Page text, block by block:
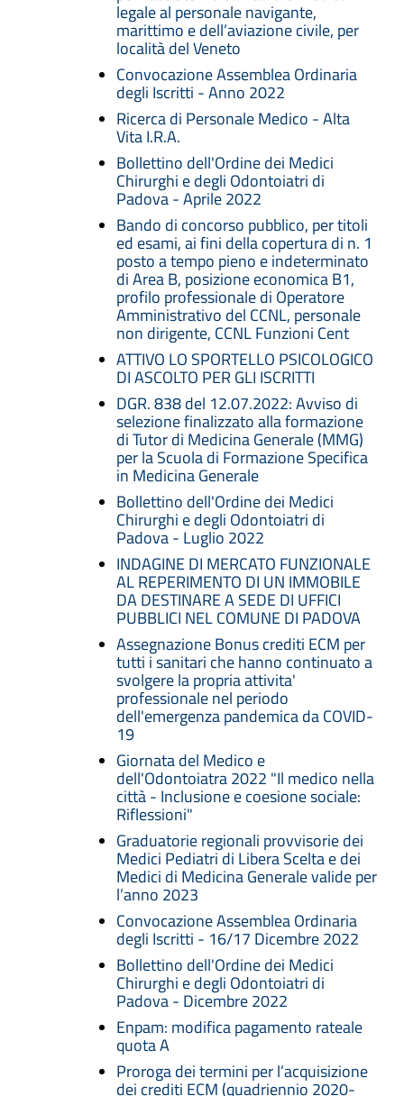
legale al personale navigante,
marittimo e dell’aviazione civile, per
località del Veneto
Convocazione Assemblea Ordinaria
degli Iscritti - Anno 2022
Ricerca di Personale Medico - Alta
Vita I.R.A.
Bollettino dell'Ordine dei Medici
Chirurghi e degli Odontoiatri di
Padova - Aprile 2022
Bando di concorso pubblico, per titoli
ed esami, ai fini della copertura di n. 1
posto a tempo pieno e indeterminato
di Area B, posizione economica B1,
profilo professionale di Operatore
Amministrativo del CCNL, personale
non dirigente, CCNL Funzioni Cent
ATTIVO LO SPORTELLO PSICOLOGICO
DI ASCOLTO PER GLI ISCRITTI
DGR. 838 del 12.07.2022: Avviso di
selezione finalizzato alla formazione
di Tutor di Medicina Generale (MMG)
per la Scuola di Formazione Specifica
in Medicina Generale
Bollettino dell'Ordine dei Medici
Chirurghi e degli Odontoiatri di
Padova - Luglio 2022
INDAGINE DI MERCATO FUNZIONALE
AL REPERIMENTO DI UN IMMOBILE
DA DESTINARE A SEDE DI UFFICI
PUBBLICI NEL COMUNE DI PADOVA
Assegnazione Bonus crediti ECM per
tutti i sanitari che hanno continuato a
svolgere la propria attivita'
professionale nel periodo
dell'emergenza pandemica da COVID-
19
Giornata del Medico e
dell'Odontoiatra 2022 "Il medico nella
città - Inclusione e coesione sociale:
Riflessioni"
Graduatorie regionali provvisorie dei
Medici Pediatri di Libera Scelta e dei
Medici di Medicina Generale valide per
l’anno 2023
Convocazione Assemblea Ordinaria
degli Iscritti - 16/17 Dicembre 2022
Bollettino dell'Ordine dei Medici
Chirurghi e degli Odontoiatri di
Padova - Dicembre 2022
Enpam: modifica pagamento rateale
quota A
Proroga dei termini per l’acquisizione
dei crediti ECM (quadriennio 2020-